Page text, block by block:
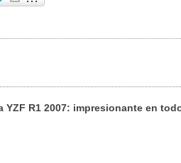
YZF R1 2007: impresionante en